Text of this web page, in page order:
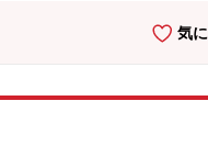
に向けて積極的にグロー
気